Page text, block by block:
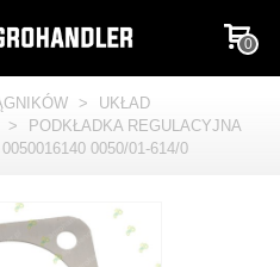
0
>
UKŁAD
>
PODKŁADKA REGULACYJNA
0050/01-614/0